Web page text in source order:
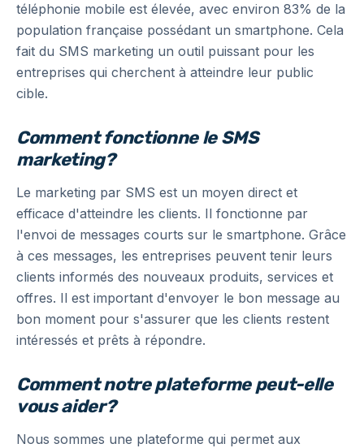
téléphonie mobile est élevée, avec environ 83% de la
population française possédant un smartphone. Cela
fait du SMS marketing un outil puissant pour les
entreprises qui cherchent à atteindre leur public
cible.
Comment fonctionne le SMS
marketing?
Le marketing par SMS est un moyen direct et
efficace d'atteindre les clients. Il fonctionne par
l'envoi de messages courts sur le smartphone. Grâce
à ces messages, les entreprises peuvent tenir leurs
clients informés des nouveaux produits, services et
offres. Il est important d'envoyer le bon message au
bon moment pour s'assurer que les clients restent
intéressés et prêts à répondre.
Comment notre plateforme peut-elle
vous aider?
Nous sommes une plateforme qui permet aux